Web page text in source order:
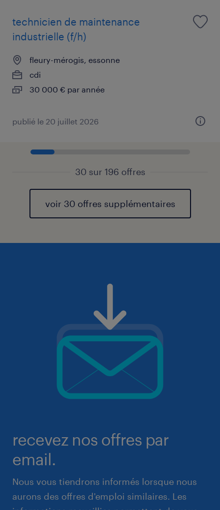
technicien de maintenance
industrielle (f/h)
fleury-mérogis, essonne
cdi
30 000 € par année
publié le 20 juillet 2026
30 sur 196 offres
voir 30 offres supplémentaires
recevez nos offres par
email.
Nous vous tiendrons informés lorsque nous
aurons des offres d'emploi similaires. Les